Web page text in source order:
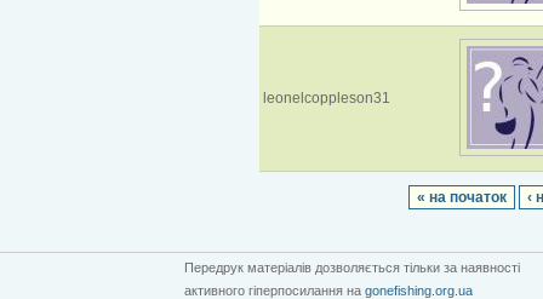
leonelcoppleson31
« на початок ‹
Передрук матеріалів дозволяється тільки за наявності
активного гіперпосилання на gonefishing.org.ua